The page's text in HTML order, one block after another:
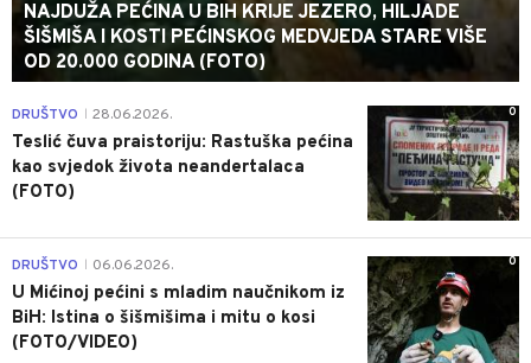
NAJDUŽA PEĆINA U BIH KRIJE JEZERO, HILJADE
ŠIŠMIŠA I KOSTI PEĆINSKOG MEDVJEDA STARE VIŠE
OD 20.000 GODINA (FOTO)
0
DRUŠTVO 28.06.2026.
Teslić čuva praistoriju: Rastuška pećina
kao svjedok života neandertalaca
(FOTO)
0
DRUŠTVO 06.06.2026.
U Mićinoj pećini s mladim naučnikom iz
BiH: Istina o šišmišima i mitu o kosi
(FOTO/VIDEO)